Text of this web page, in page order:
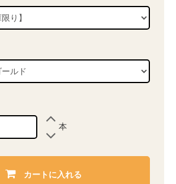
本
カートに入れる